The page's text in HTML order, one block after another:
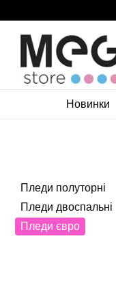
Новинки
Пледи полуторні
Пледи двоспальні
Пледи євро